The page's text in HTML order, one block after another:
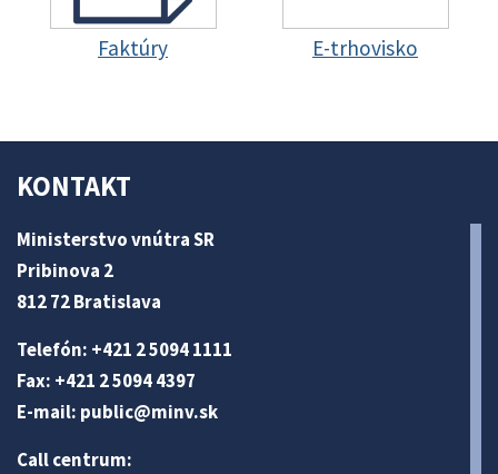
Faktúry E-trhovisko
KONTAKT
Ministerstvo vnútra SR
Pribinova 2
812 72 Bratislava
Telefón: +421 2 5094 1111
Fax: +421 2 5094 4397
E-mail: public@minv.sk
Call centrum: